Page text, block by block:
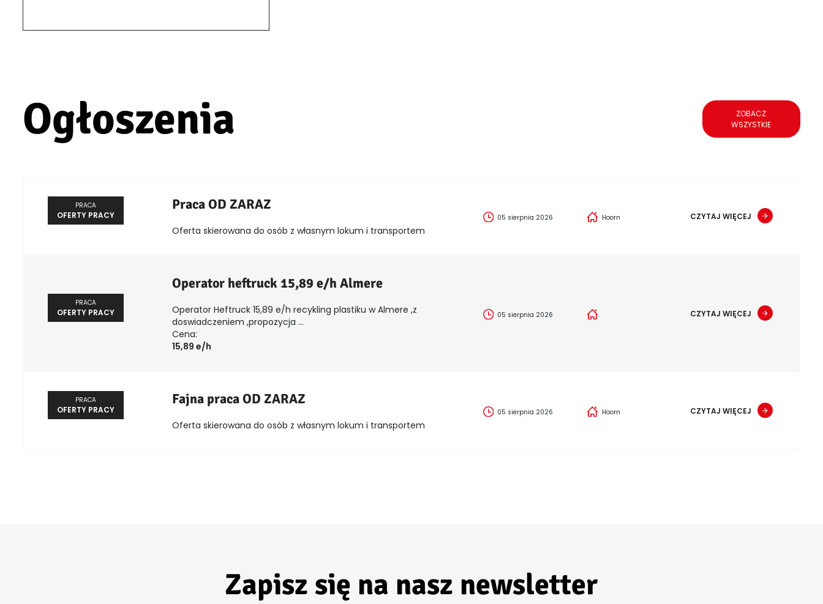
Ogłoszenia
ZOBACZ
WSZYSTKIE
PRACA
OFERTY PRACY
Praca OD ZARAZ
Oferta skierowana do osób z własnym lokum i transportem
05 sierpnia 2026 Hoorn CZYTAJ WIĘCEJ
PRACA
OFERTY PRACY
Operator heftruck 15,89 e/h Almere
Operator Heftruck 15,89 e/h recykling plastiku w Almere ,z
doswiadczeniem ,propozycja ...
Cena:
15,89 e/h
05 sierpnia 2026 CZYTAJ WIĘCEJ
PRACA
OFERTY PRACY
Fajna praca OD ZARAZ
Oferta skierowana do osób z własnym lokum i transportem
05 sierpnia 2026 Hoorn CZYTAJ WIĘCEJ
Zapisz się na nasz newsletter